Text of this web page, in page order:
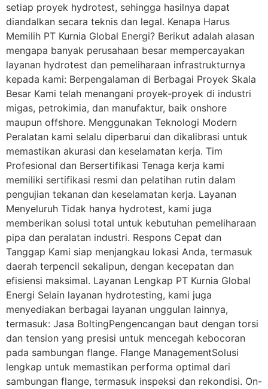
setiap proyek hydrotest, sehingga hasilnya dapat
diandalkan secara teknis dan legal. Kenapa Harus
Memilih PT Kurnia Global Energi? Berikut adalah alasan
mengapa banyak perusahaan besar mempercayakan
layanan hydrotest dan pemeliharaan infrastrukturnya
kepada kami: Berpengalaman di Berbagai Proyek Skala
Besar Kami telah menangani proyek-proyek di industri
migas, petrokimia, dan manufaktur, baik onshore
maupun offshore. Menggunakan Teknologi Modern
Peralatan kami selalu diperbarui dan dikalibrasi untuk
memastikan akurasi dan keselamatan kerja. Tim
Profesional dan Bersertifikasi Tenaga kerja kami
memiliki sertifikasi resmi dan pelatihan rutin dalam
pengujian tekanan dan keselamatan kerja. Layanan
Menyeluruh Tidak hanya hydrotest, kami juga
memberikan solusi total untuk kebutuhan pemeliharaan
pipa dan peralatan industri. Respons Cepat dan
Tanggap Kami siap menjangkau lokasi Anda, termasuk
daerah terpencil sekalipun, dengan kecepatan dan
efisiensi maksimal. Layanan Lengkap PT Kurnia Global
Energi Selain layanan hydrotesting, kami juga
menyediakan berbagai layanan unggulan lainnya,
termasuk: Jasa BoltingPengencangan baut dengan torsi
dan tension yang presisi untuk mencegah kebocoran
pada sambungan flange. Flange ManagementSolusi
lengkap untuk memastikan performa optimal dari
sambungan flange, termasuk inspeksi dan rekondisi. On-